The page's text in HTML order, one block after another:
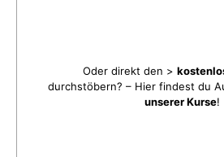
Oder direkt den >
durchstöbern? – Hier findest du
unserer Kurse!